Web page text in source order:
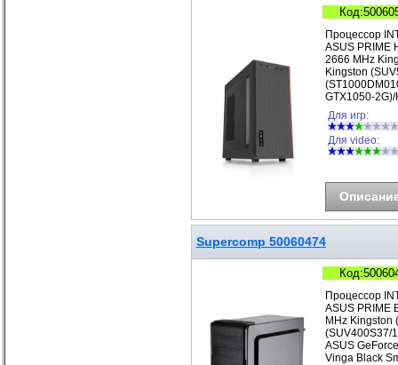
Процессор
ASUS PRIME
2666 MHz
Kingston
GTX1050-
Для игр:
Для video:
Supercomp 50060474
Процессор
ASUS PRIME
MHz Kingston
(SUV400S37/
ASUS
Vinga Black